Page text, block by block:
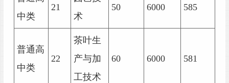
中类
21
术
50 6000 585
普通高
中类
22
茶叶生
产与加
工技术
60 6000 581